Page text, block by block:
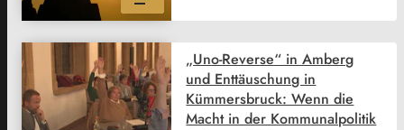
„Uno-Reverse“ in Amberg
und Enttäuschung in
Kümmersbruck: Wenn die
Macht in der Kommunalpolitik